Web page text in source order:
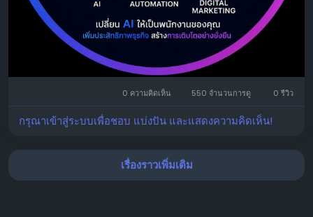
0 ความคิดเห็น 550 จำนวนการดู 0 รีวิว
กรุณาเข้าสู่ระบบเพื่อชอบ แบ่งปัน และแสดงความคิดเห็น!
เรื่องราวเพิ่มเติม